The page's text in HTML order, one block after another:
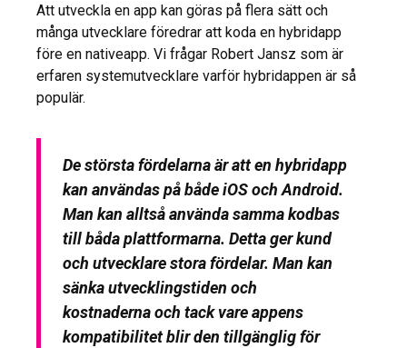
Att utveckla en app kan göras på flera sätt och
många utvecklare föredrar att koda en hybridapp
före en nativeapp. Vi frågar Robert Jansz som är
erfaren systemutvecklare varför hybridappen är så
populär.
De största fördelarna är att en hybridapp
kan användas på både iOS och Android.
Man kan alltså använda samma kodbas
till båda plattformarna. Detta ger kund
och utvecklare stora fördelar. Man kan
sänka utvecklingstiden och
kostnaderna och tack vare appens
kompatibilitet blir den tillgänglig för